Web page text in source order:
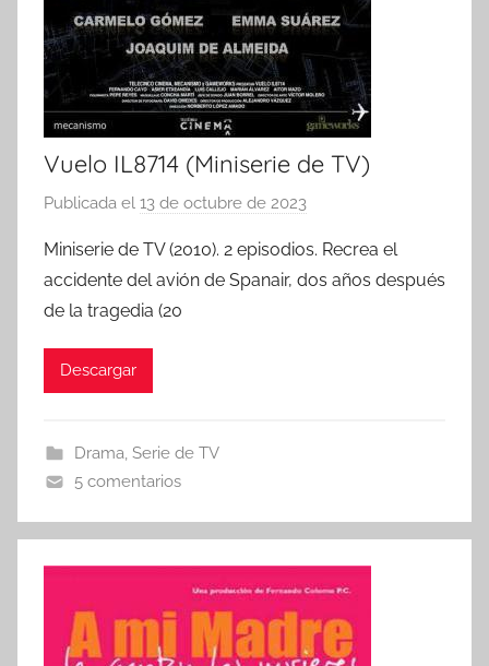
Vuelo IL8714 (Miniserie de TV)
Publicada el 13 de octubre de 2023
r
Miniserie de TV (2010). 2 episodios. Recrea el
accidente del avión de Spanair, dos años después
de la tragedia (20
Descargar
Drama, Serie de TV
5 comentarios